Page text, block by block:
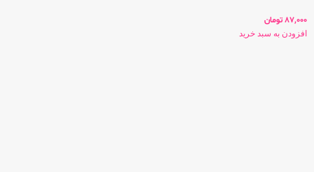
87,000تومان
افزودن به سبد خرید